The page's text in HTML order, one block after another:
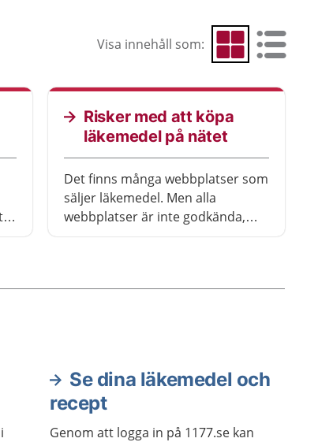
Visa innehåll som: Visa som rutnät
Visa som
Risker med att köpa
läkemedel på nätet
Det finns många webbplatser som
säljer läkemedel. Men alla
webbplatser är inte godkända,
Se dina läkemedel och
recept
Genom att logga in på 1177.se kan